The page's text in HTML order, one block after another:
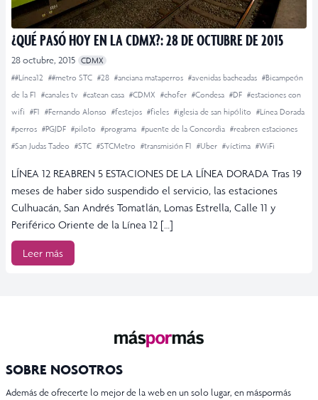
¿QUÉ PASÓ HOY EN LA CDMX?: 28 DE OCTUBRE DE 2015
28 octubre, 2015 CDMX
##Línea12 ##metro STC #28 #anciana mataperros #avenidas bacheadas #Bicampeón
de la F1 #canales tv #catean casa #CDMX #chofer #Condesa #DF #estaciones con
wifi #F1 #Fernando Alonso #festejos #fieles #iglesia de san hipólito #Línea Dorada
#perros #PGJDF #piloto #programa #puente de la Concordia #reabren estaciones
#San Judas Tadeo #STC #STCMetro #transmisión F1 #Uber #víctima #WiFi
LÍNEA 12 REABREN 5 ESTACIONES DE LA LÍNEA DORADA Tras 19
meses de haber sido suspendido el servicio, las estaciones
Culhuacán, San Andrés Tomatlán, Lomas Estrella, Calle 11 y
Periférico Oriente de la Línea 12 […]
Leer más
SOBRE NOSOTROS
Además de ofrecerte lo mejor de la web en un solo lugar, en máspormás